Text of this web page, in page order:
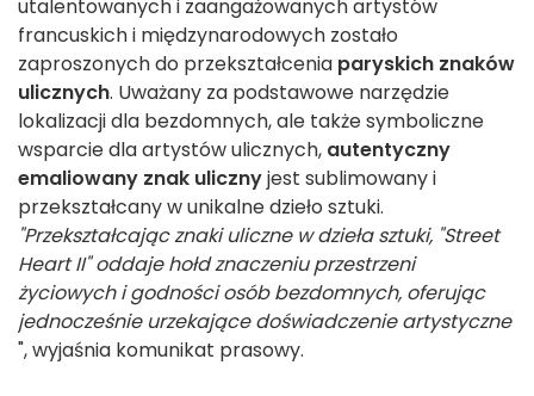
utalentowanych i zaangażowanych artystów
francuskich i międzynarodowych zostało
zaproszonych do przekształcenia paryskich znaków
ulicznych. Uważany za podstawowe narzędzie
lokalizacji dla bezdomnych, ale także symboliczne
wsparcie dla artystów ulicznych, autentyczny
emaliowany znak ulicznyjest sublimowany i
przekształcany w unikalne dzieło sztuki.
"Przekształcając znaki uliczne w dzieła sztuki, "Street
Heart II" oddaje hołd znaczeniu przestrzeni
życiowych i godności osób bezdomnych, oferując
jednocześnie urzekające doświadczenie artystyczne
", wyjaśnia komunikat prasowy.